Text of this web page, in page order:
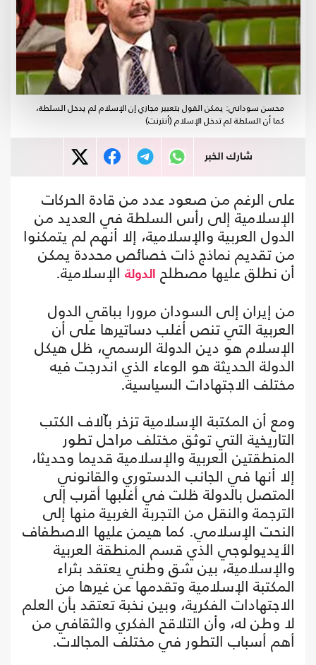
محسن سوداني: يمكن القول بتعبير مجازي إن الإسلام لم يدخل السلطة،
كما أن السلطة لم تدخل الإسلام (أنترنت)
شارك الخبر
على الرغم من صعود عدد من قادة الحركات
الإسلامية إلى رأس السلطة في العديد من
الدول العربية والإسلامية، إلا أنهم لم يتمكنوا
من تقديم نماذج ذات خصائص محددة يمكن
أن نطلق عليها مصطلح الدولة الإسلامية.
من إيران إلى السودان مرورا بباقي الدول
العربية التي تنص أغلب دساتيرها على أن
الإسلام هو دين الدولة الرسمي، ظل هيكل
الدولة الحديثة هو الوعاء الذي اندرجت فيه
مختلف الاجتهادات السياسية.
ومع أن المكتبة الإسلامية تزخر بآلاف الكتب
التاريخية التي توثق مختلف مراحل تطور
المنطقتين العربية والإسلامية قديما وحديثا،
إلا أنها في الجانب الدستوري والقانوني
المتصل بالدولة ظلت في أغلبها أقرب إلى
الترجمة والنقل من التجربة الغربية منها إلى
النحت الإسلامي. كما هيمن عليها الاصطفاف
الأيديولوجي الذي قسم المنطقة العربية
والإسلامية، بين شق وطني يعتقد بثراء
المكتبة الإسلامية وتقدمها عن غيرها من
الاجتهادات الفكرية، وبين نخبة تعتقد بأن العلم
لا وطن له، وأن التلاقح الفكري والثقافي من
أهم أسباب التطور في مختلف المجالات.